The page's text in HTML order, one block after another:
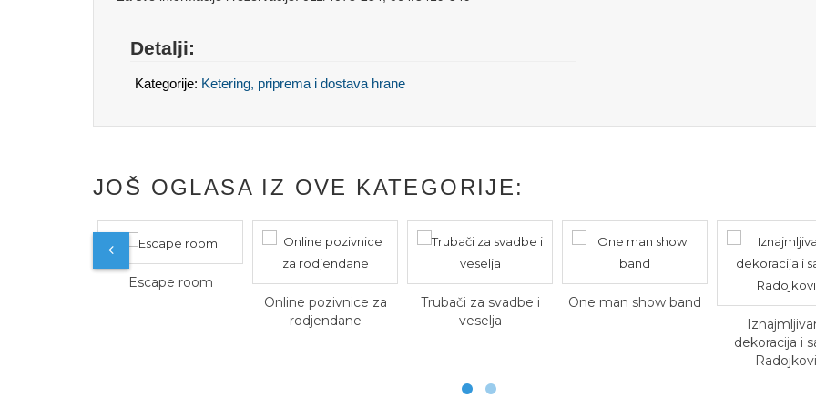
Detalji:
Kategorije: Ketering, priprema i dostava hrane
JOŠ OGLASA IZ OVE KATEGORIJE:
Escape room
Online pozivnice za
rodjendane
Trubači za svadbe i
veselja
One man show band
dekoracija i